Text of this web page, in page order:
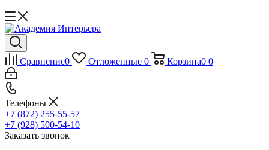
Сравнение0 Отложенные 0 Корзина0 0
Телефоны
+7 (872) 255-55-57
+7 (928) 500-54-10
Заказать звонок